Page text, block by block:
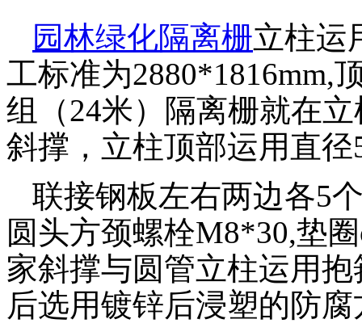
园林绿化隔离栅立柱运
工标准为2880*1816mm,
组（24米）隔离栅就在
斜撑，立柱顶部运用直
联接钢板左右两边各5
圆头方颈螺栓M8*30,垫
家斜撑与圆管立柱运用
后选用镀锌后浸塑的防